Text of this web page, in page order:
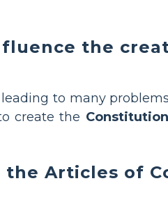
the
to many
create the Constitution
Articles of